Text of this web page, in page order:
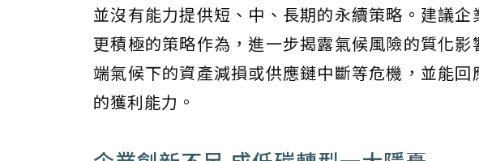
並沒有能力提供短、中、長期的永續策略。建議
更積極的策略作為，進一步揭露氣候風險的質化
端氣候下的資產減損或供應鏈中斷等危機，並能
的獲利能力。